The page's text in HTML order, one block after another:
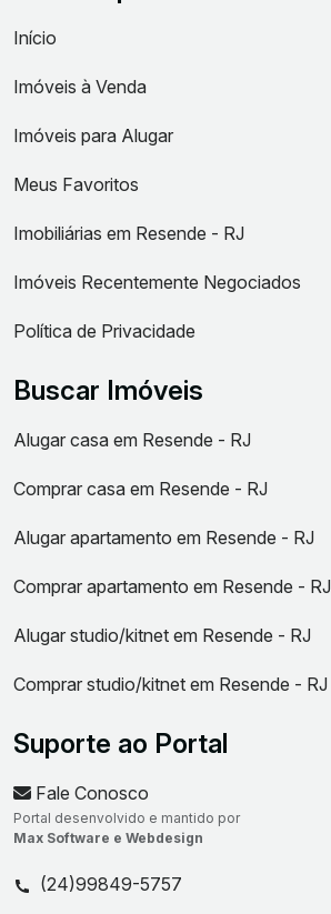
Início
Imóveis à Venda
Imóveis para Alugar
Meus Favoritos
Imobiliárias em Resende - RJ
Imóveis Recentemente Negociados
Política de Privacidade
Buscar Imóveis
Alugar casa em Resende - RJ
Comprar casa em Resende - RJ
Alugar apartamento em Resende - RJ
Comprar apartamento em Resende - RJ
Alugar studio/kitnet em Resende - RJ
Comprar studio/kitnet em Resende - RJ
Suporte ao Portal
Fale Conosco
Portal desenvolvido e mantido por
Max Software e Webdesign
(24)99849-5757